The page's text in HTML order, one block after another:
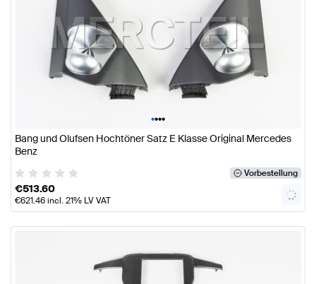
••••
Bang und Olufsen Hochtöner Satz E Klasse Original Mercedes
Benz
Vorbestellung
€513.60
€621.46incl. 21% LV VAT